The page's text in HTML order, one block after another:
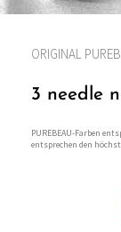
ORIGINAL
3 needle
PUREBEAU-Farben
entsprechen den